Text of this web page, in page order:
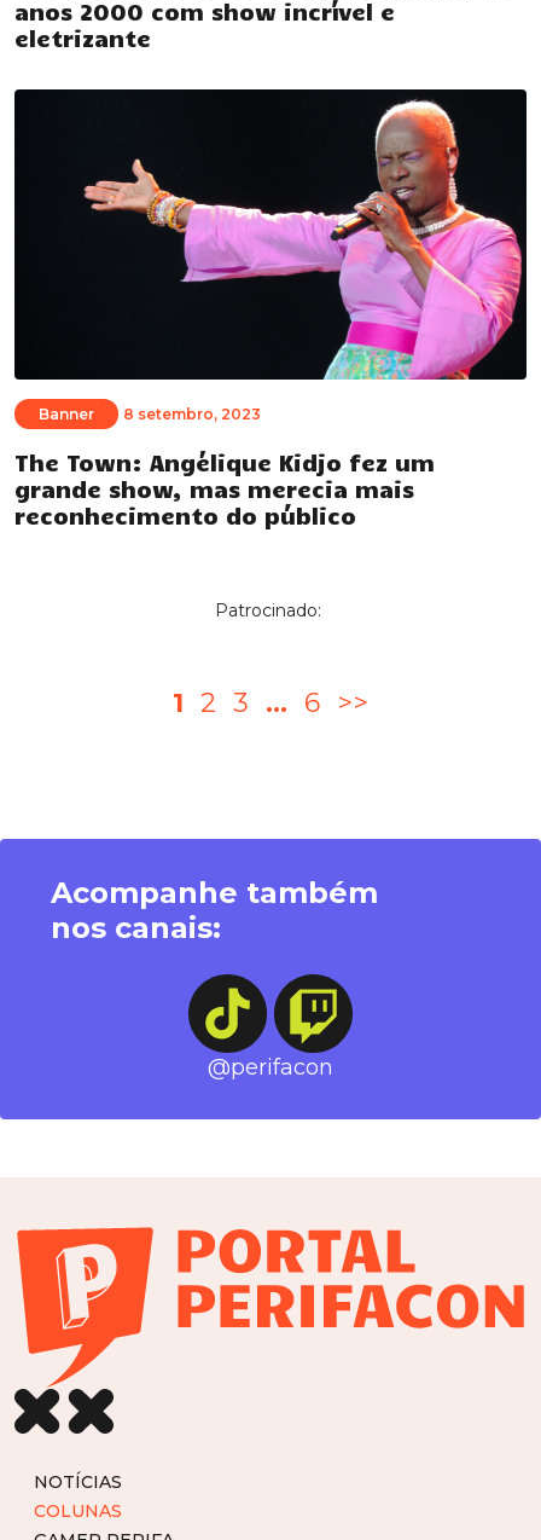
anos 2000 com show incrível e
eletrizante
Banner 8 setembro, 2023
The Town: Angélique Kidjo fez um
grande show, mas merecia mais
reconhecimento do público
Patrocinado:
Paginação
1 2 3 … 6 >>
Acompanhe também
nos canais:
@perifacon
NOTÍCIAS
COLUNAS